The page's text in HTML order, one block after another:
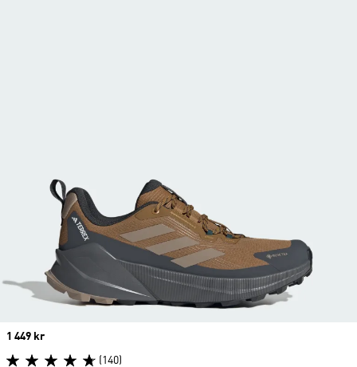
Price
1 449 kr
(140)